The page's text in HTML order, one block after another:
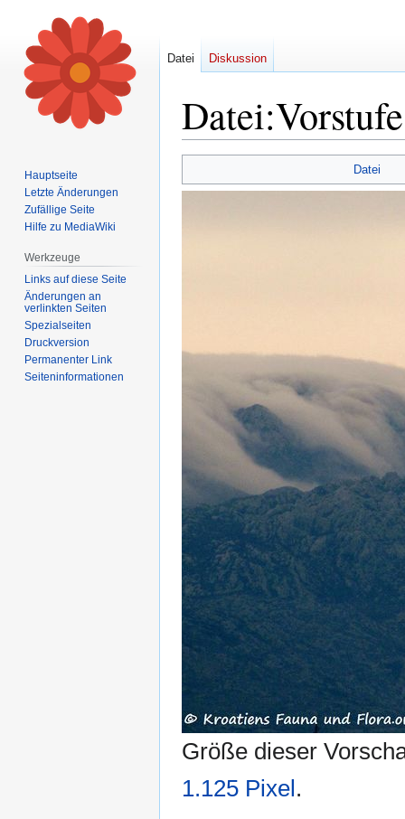
Datei:
Navigation
Suche
Datei
Größe dieser
1.125 Pixel.
Datei Diskussion
Hauptseite
Letzte Änderungen
Zufällige Seite
Hilfe zu MediaWiki
Werkzeuge
Links auf diese Seite
Änderungen an
verlinkten Seiten
Spezialseiten
Druckversion
Permanenter Link
Seiten­informationen